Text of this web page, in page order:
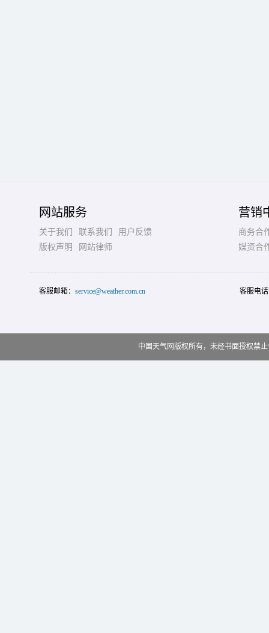
网站服务
关于我们 联系我们
用户反馈
版权声明
网站律师
营销
商务合
媒资合
客服邮箱： service@weather.com.cn 客服电
中国天气网版权所有，未经书面授权